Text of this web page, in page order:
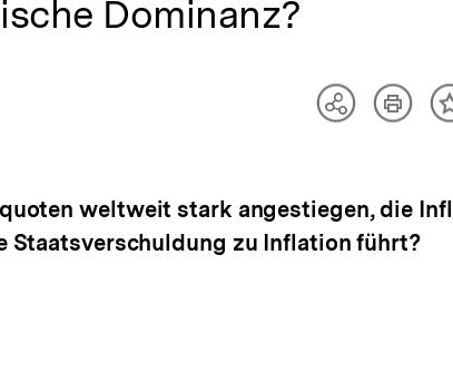
Dominanz?
TeilenArtikel
weltweit stark angestiegen, die
Staatsverschuldung zu Inflation führt?